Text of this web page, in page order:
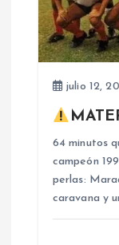
a
julio 12,
64 minutos
campeón
perlas:
caravana y